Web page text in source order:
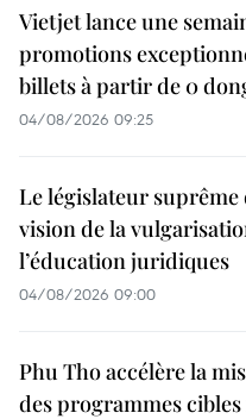
Vietjet lance une
promotions
billets à partir de 0
04/08/2026 09:25
Le législateur suprême
vision de la
l’éducation juridiques
04/08/2026 09:00
Phu Tho accélère la
des programmes